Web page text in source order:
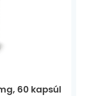
60 kapsúl